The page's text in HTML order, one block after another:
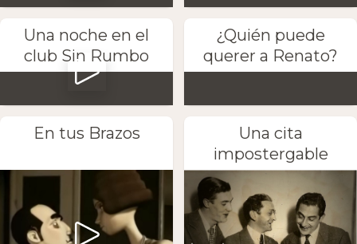
Una noche en el
club Sin Rumbo
¿Quién puede
querer a Renato?
En tus Brazos
Una cita
impostergable